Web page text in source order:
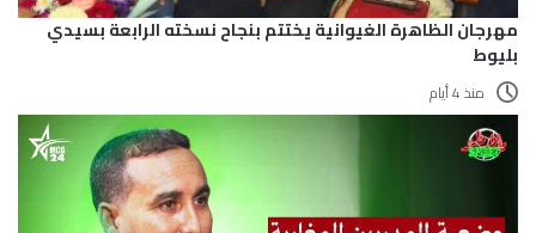
مهرجان الظاهرة الغيوانية يختتم بنجاح نسخته الرابعة بسيدي
بليوط
منذ 4 أيام